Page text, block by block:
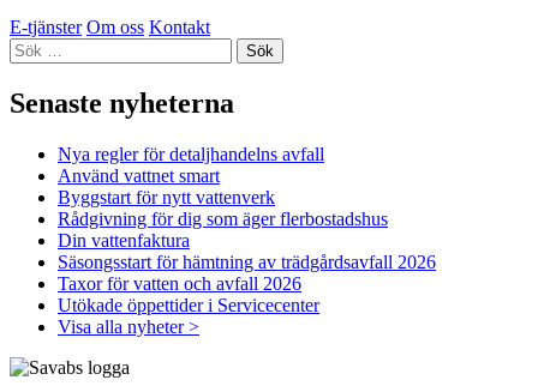
E-tjänster Om oss Kontakt
Sök
efter:
Senaste nyheterna
Nya regler för detaljhandelns avfall
Använd vattnet smart
Byggstart för nytt vattenverk
Rådgivning för dig som äger flerbostadshus
Din vattenfaktura
Säsongsstart för hämtning av trädgårdsavfall 2026
Taxor för vatten och avfall 2026
Utökade öppettider i Servicecenter
Visa alla nyheter >